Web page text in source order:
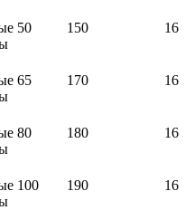
50 150 16
65 170 16
80 180 16
100 190 16